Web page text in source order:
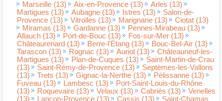
Marseille (13)
Aix-en-Provence (13)
Arles (13)
Martigues (13)
Aubagne (13) Istres (13)
Salon-de-
Provence (13)
Vitrolles (13) Marignane (13)
Ciotat (13)
Miramas (13)
Gardanne (13)
Pennes-Mirabeau (13)
Allauch (13)
Port-de-Bouc (13)
Fos-sur-Mer (13)
Châteaurenard (13)
Berre-l'Étang (13)
Bouc-Bel-Air (13)
Tarascon (13)
Rognac (13) Auriol (13)
Châteauneuf-les-
Martigues (13)
Plan-de-Cuques (13)
Saint-Martin-de-Crau
(13)
Saint-Rémy-de-Provence (13)
Septèmes-les-Vallons
(13)
Trets (13) Gignac-la-Nerthe (13)
Pélissanne (13)
Fuveau (13)
Lambesc (13)
Port-Saint-Louis-du-Rhône
(13)
Roquevaire (13) Velaux (13) Cabriès (13)
Venelles
(13)
Lançon-Provence (13) Cassis (13)
Saint-Chamas